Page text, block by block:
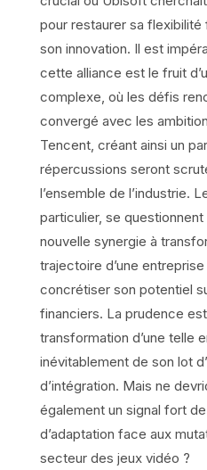
pour restaurer sa
son innovation. Il est
cette alliance est le fruit
complexe, où les défis
convergé avec les
Tencent, créant ainsi un
répercussions seront
l’ensemble de l’industrie.
particulier, se
nouvelle synergie à
trajectoire d’une
concrétiser son potentiel
financiers. La prudence
transformation d’une telle
inévitablement de son lot
d’intégration. Mais ne
également un signal fort
d’adaptation face aux
secteur des jeux vidéo ?